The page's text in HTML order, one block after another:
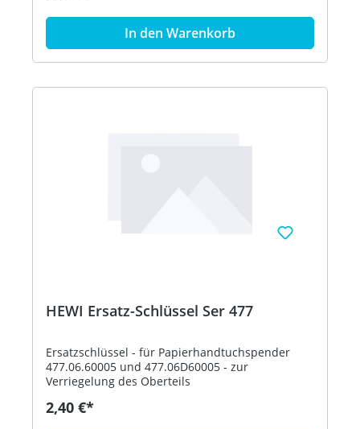
In den Warenkorb
HEWI Ersatz-Schlüssel Ser 477
Ersatzschlüssel - für Papierhandtuchspender
477.06.60005 und 477.06D60005 - zur
Verriegelung des Oberteils
2,40 €*